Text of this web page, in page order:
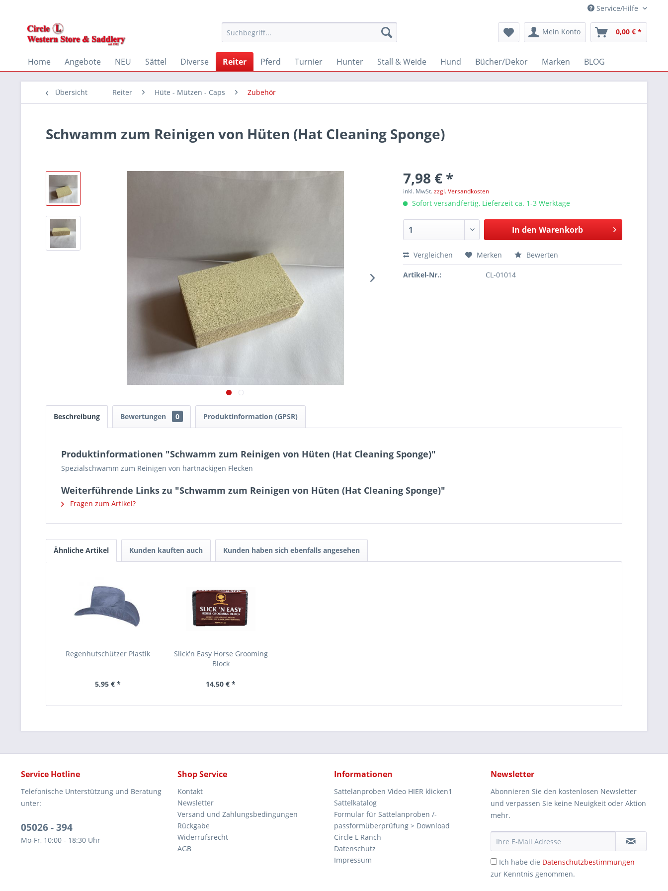
Service/Hilfe
Mein Konto 0,00 € *
Home Angebote NEU Sättel Diverse Reiter Pferd Turnier Hunter Stall & Weide Hund Bücher/Dekor Marken BLOG
Übersicht Reiter Hüte - Mützen - Caps Zubehör
Schwamm zum Reinigen von Hüten (Hat Cleaning Sponge)
7,98 € *
inkl. MwSt.zzgl. Versandkosten
Sofort versandfertig, Lieferzeit ca. 1-3 Werktage
In den Warenkorb
Vergleichen Merken Bewerten
Artikel-Nr.: CL-01014
Beschreibung Bewertungen 0 Produktinformation (GPSR)
Produktinformationen "Schwamm zum Reinigen von Hüten (Hat Cleaning Sponge)"
Spezialschwamm zum Reinigen von hartnäckigen Flecken
Weiterführende Links zu "Schwamm zum Reinigen von Hüten (Hat Cleaning Sponge)"
Fragen zum Artikel?
Ähnliche Artikel Kunden kauften auch Kunden haben sich ebenfalls angesehen
Regenhutschützer Plastik
5,95 € *
Slick'n Easy Horse Grooming
Block
14,50 € *
Service Hotline
Telefonische Unterstützung und Beratung
unter:
05026 - 394
Mo-Fr, 10:00 - 18:30 Uhr
Shop Service
Kontakt
Newsletter
Versand und Zahlungsbedingungen
Rückgabe
Widerrufsrecht
AGB
Informationen
Sattelanproben Video HIER klicken1
Sattelkatalog
Formular für Sattelanproben /-
passformüberprüfung > Download
Circle L Ranch
Datenschutz
Impressum
Newsletter
Abonnieren Sie den kostenlosen Newsletter
und verpassen Sie keine Neuigkeit oder Aktion
mehr.
Ich habe die Datenschutzbestimmungen
zur Kenntnis genommen.